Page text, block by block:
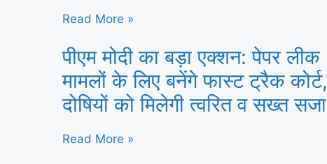
Read More »
पीएम मोदी का बड़ा एक्शन: पेपर लीक
मामलों के लिए बनेंगे फास्ट ट्रैक कोर्ट,
दोषियों को मिलेगी त्वरित व सख्त सजा
Read More »